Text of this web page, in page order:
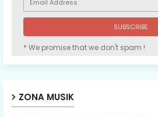
* We promise that we don't spam !
ZONA MUSIK